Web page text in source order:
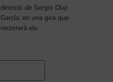
direcció de Sergio Díaz
García, en una gira que
recorrerà els